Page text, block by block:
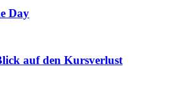
Day
auf den Kursverlust